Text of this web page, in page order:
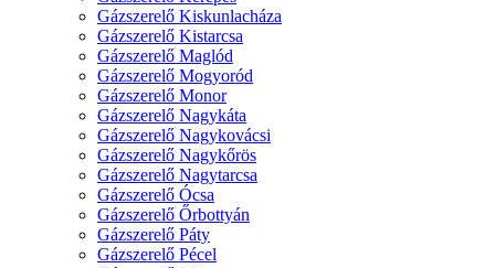
Gázszerelő Kiskunlacháza
Gázszerelő Kistarcsa
Gázszerelő Maglód
Gázszerelő Mogyoród
Gázszerelő Monor
Gázszerelő Nagykáta
Gázszerelő Nagykovácsi
Gázszerelő Nagykőrös
Gázszerelő Nagytarcsa
Gázszerelő Ócsa
Gázszerelő Őrbottyán
Gázszerelő Páty
Gázszerelő Pécel